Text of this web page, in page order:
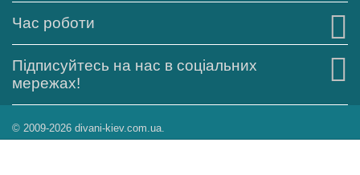
Час роботи
Підписуйтесь на нас в соціальних
мережах!
© 2009-2026 divani-kiev.com.ua.